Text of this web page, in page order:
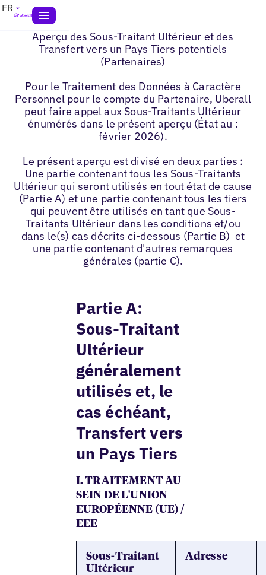
FR
Aperçu des Sous-Traitant Ultérieur et des
Transfert vers un Pays Tiers potentiels
(Partenaires)
Pour le Traitement des Données à Caractère
Personnel pour le compte du Partenaire, Uberall
peut faire appel aux Sous-Traitants Ultérieur
énumérés dans le présent aperçu (État au :
février 2026).
Le présent aperçu est divisé en deux parties :
Une partie contenant tous les Sous-Traitants
Ultérieur qui seront utilisés en tout état de cause
(Partie A) et une partie contenant tous les tiers
qui peuvent être utilisés en tant que Sous-
Traitants Ultérieur dans les conditions et/ou
dans le(s) cas décrits ci-dessous (Partie B) et
une partie contenant d'autres remarques
générales (partie C).
Partie A:
Sous-Traitant
Ultérieur
généralement
utilisés et, le
cas échéant,
Transfert vers
un Pays Tiers
I. TRAITEMENT AU
SEIN DE L'UNION
EUROPÉENNE (UE) /
EEE
Sous-Traitant
Ultérieur
Adresse